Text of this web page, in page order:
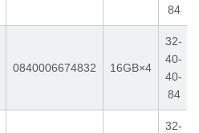
84
0840006674832 16GB×4
32-
40-
40-
84
32-